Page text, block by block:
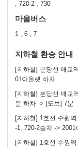
, 720-2 , 730
마을버스
1 , 6 , 7
지하철 환승 안내
[지하철] 분당선 매교
01아울렛 하차
[지하철] 분당선 매교
문 하차 -> [도보] 7분
[지하철] 1호선 수원
-1, 720-2승차 -> 2001
[지하철] 1호선 수원